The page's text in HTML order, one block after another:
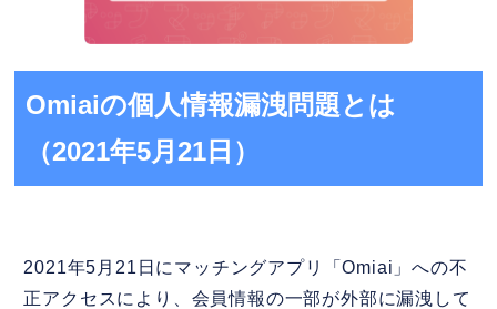
Omiaiの個人情報漏洩問題とは
（2021年5月21日）
2021年5月21日にマッチングアプリ「Omiai」への不
正アクセスにより、会員情報の一部が外部に漏洩して